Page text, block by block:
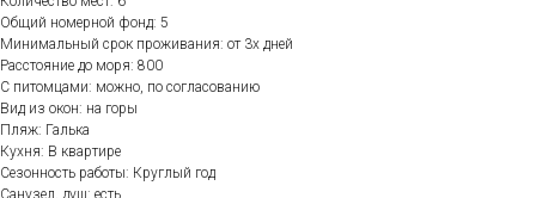
Общий номерной фонд: 5
Минимальный срок проживания: от 3х дней
Расстояние до моря: 800
С питомцами: можно, по согласованию
Вид из окон: на горы
Пляж: Галька
Кухня: В квартире
Сезонность работы: Круглый год